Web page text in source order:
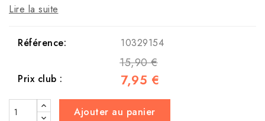
Lire la suite
Référence: 10329154
15,90 €
Prix club : 7,95 €
Ajouter au panier